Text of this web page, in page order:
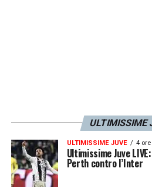
ULTIMISSIME
ULTIMISSIME JUVE 4
Ultimissime Juve
Perth contro l’Inter